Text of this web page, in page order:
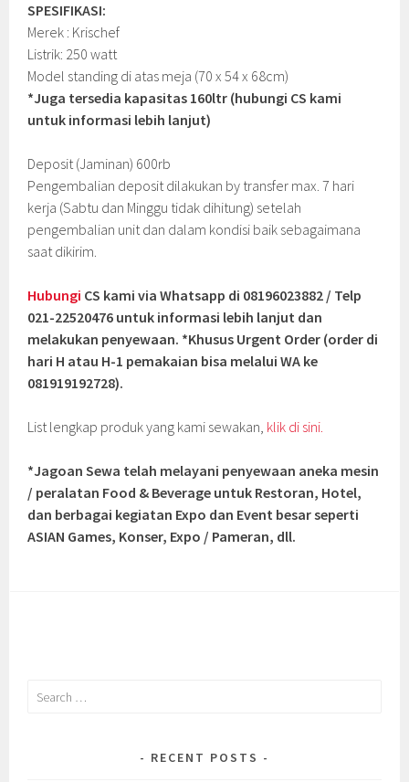
SPESIFIKASI:
Merek : Krischef
Listrik: 250 watt
Model standing di atas meja (70 x 54 x 68cm)
*Juga tersedia kapasitas 160ltr (hubungi CS kami
untuk informasi lebih lanjut)
Deposit (Jaminan) 600rb
Pengembalian deposit dilakukan by transfer max. 7 hari
kerja (Sabtu dan Minggu tidak dihitung) setelah
pengembalian unit dan dalam kondisi baik sebagaimana
saat dikirim.
Hubungi CS kami via Whatsapp di 08196023882 / Telp
021-22520476 untuk informasi lebih lanjut dan
melakukan penyewaan. *Khusus Urgent Order (order di
hari H atau H-1 pemakaian bisa melalui WA ke
081919192728).
List lengkap produk yang kami sewakan, klik di sini.
*Jagoan Sewa telah melayani penyewaan aneka mesin
/ peralatan Food & Beverage untuk Restoran, Hotel,
dan berbagai kegiatan Expo dan Event besar seperti
ASIAN Games, Konser, Expo / Pameran, dll.
Search
RECENT POSTS